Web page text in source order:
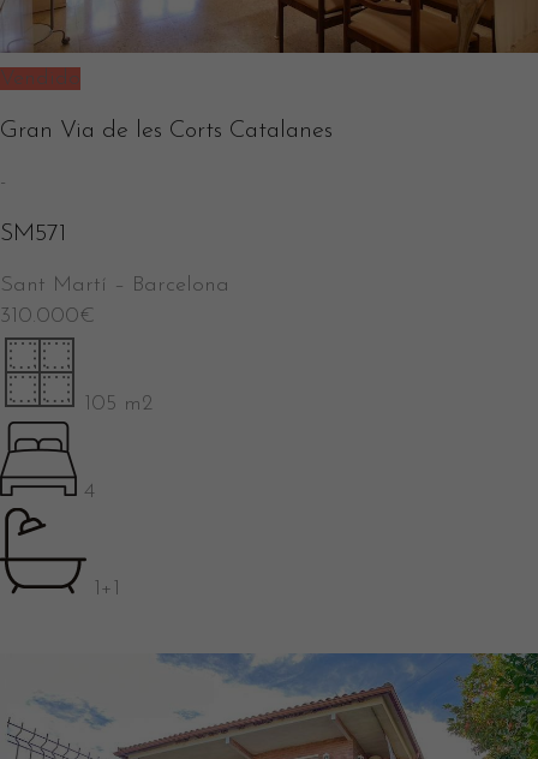
Vendido
Gran Via de les Corts Catalanes
-
SM571
Sant Martí – Barcelona
310.000€
105 m2
4
1+1